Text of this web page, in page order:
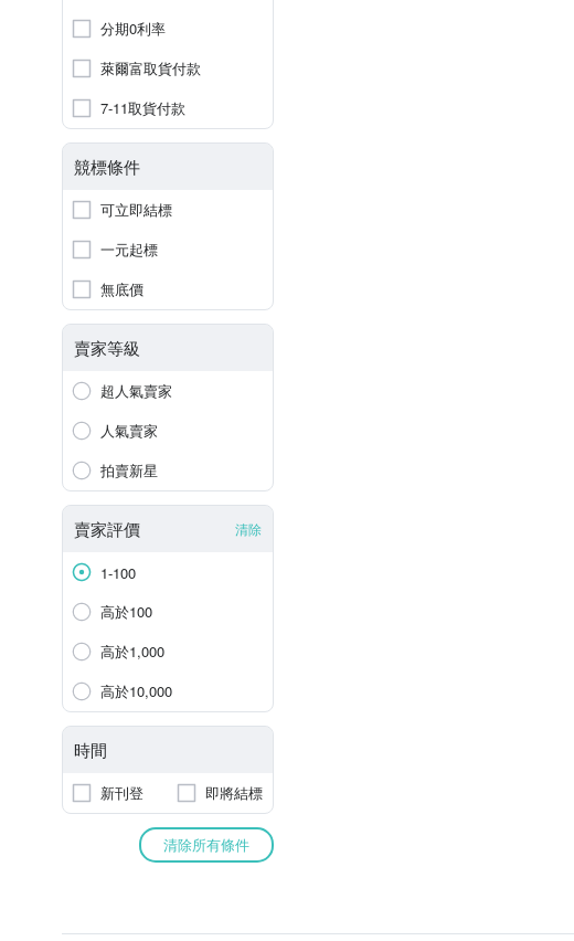
分期0利率
萊爾富取貨付款
7-11取貨付款
競標條件
可立即結標
一元起標
無底價
賣家等級
超人氣賣家
人氣賣家
拍賣新星
賣家評價 清除
1-100
高於100
高於1,000
高於10,000
時間
新刊登 即將結標
清除所有條件